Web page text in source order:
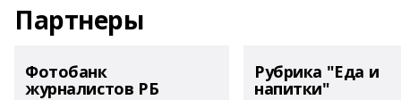
Партнеры
Фотобанк
журналистов РБ
Рубрика "Еда и
напитки"